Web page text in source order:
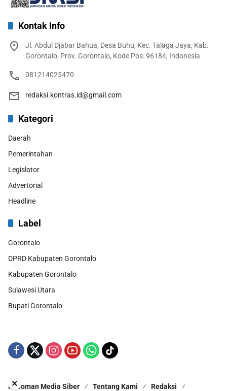
Kontak Info
Jl. Abdul Djabar Bahua, Desa Buhu, Kec. Talaga Jaya, Kab.
Gorontalo, Prov. Gorontalo, Kode Pos: 96184, Indonesia
081214025470
redaksi.kontras.id@gmail.com
Kategori
Daerah
Pemerintahan
Legislator
Advertorial
Headline
Label
Gorontalo
DPRD Kabupaten Gorontalo
Kabupaten Gorontalo
Sulawesi Utara
Bupati Gorontalo
Pedoman Media Siber Tentang Kami Redaksi
×